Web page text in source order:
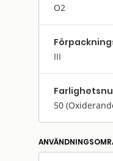
O2
III
50